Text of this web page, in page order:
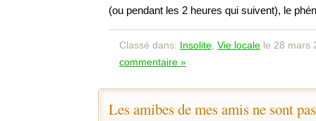
(ou pendant les 2 heures qui suivent), le
Classé dans: Insolite, Vie locale le 28 mars
commentaire »
Les amibes de mes amis ne sont